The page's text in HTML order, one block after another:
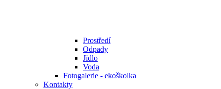
Prostředí
Odpady
Jídlo
Voda
Fotogalerie - ekoškolka
Kontakty